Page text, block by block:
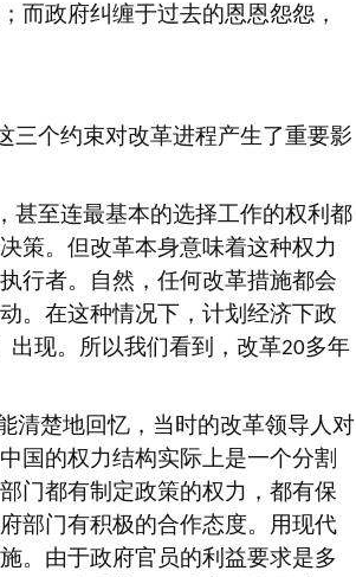
而政府纠缠于过去的恩恩怨怨，
三个约束对改革进程产生了重要影
甚至连最基本的选择工作的权利都
策。但改革本身意味着这种权力
行者。自然，任何改革措施都会
。在这种情况下，计划经济下政
出现。所以我们看到，改革20多年
清楚地回忆，当时的改革领导人对
国的权力结构实际上是一个分割
门都有制定政策的权力，都有保
部门有积极的合作态度。用现代
。由于政府官员的利益要求是多